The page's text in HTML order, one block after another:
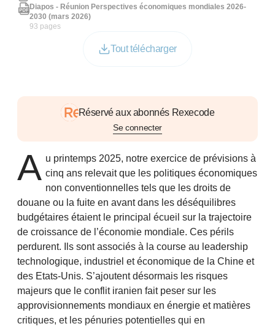
Réservé aux abonnés Rexecode
Se connecter
A u printemps 2025, notre exercice de prévisions à
cinq ans relevait que les politiques économiques
non conventionnelles tels que les droits de
douane ou la fuite en avant dans les déséquilibres
budgétaires étaient le principal écueil sur la trajectoire
de croissance de l’économie mondiale. Ces périls
perdurent. Ils sont associés à la course au leadership
technologique, industriel et économique de la Chine et
des Etats-Unis. S’ajoutent désormais les risques
majeurs que le conflit iranien fait peser sur les
approvisionnements mondiaux en énergie et matières
critiques, et les pénuries potentielles qui en
Diapos - Réunion Perspectives économiques mondiales 2026-
2030 (mars 2026)
93 pages
Tout télécharger